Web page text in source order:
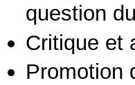
question
Critique et
Promotion